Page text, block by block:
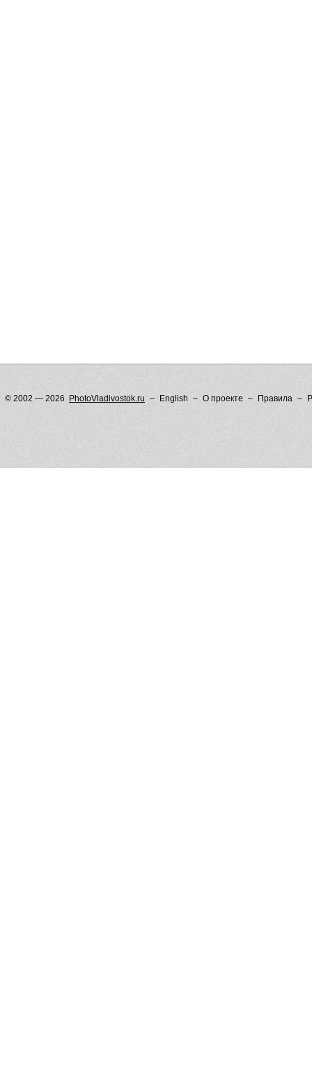
© 2002 — 2026 PhotoVladivostok.ru English О проекте Правила